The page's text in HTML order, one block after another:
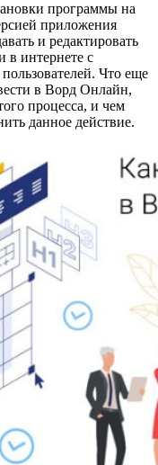
программы на
приложения
и редактировать
в интернете с
Что еще
в Ворд Онлайн,
процесса, и чем
данное действие.